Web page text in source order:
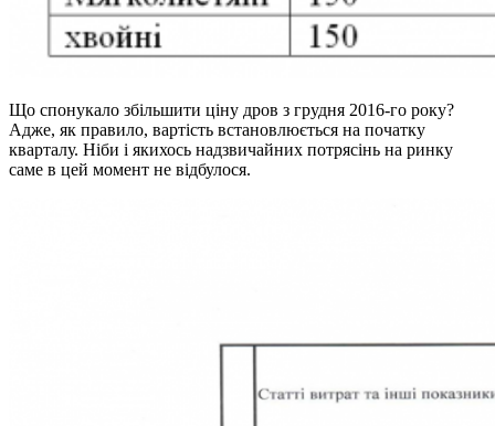
Що спонукало збільшити ціну дров з грудня 2016-го року?
Адже, як правило, вартість встановлюється на початку
кварталу. Ніби і якихось надзвичайних потрясінь на ринку
саме в цей момент не відбулося.